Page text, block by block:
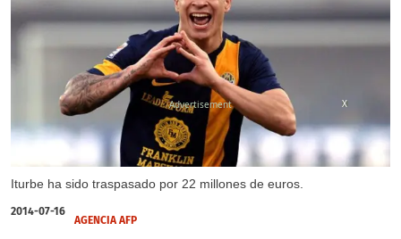
Iturbe ha sido traspasado por 22 millones de euros.
X
2014-07-16
AGENCIA AFP